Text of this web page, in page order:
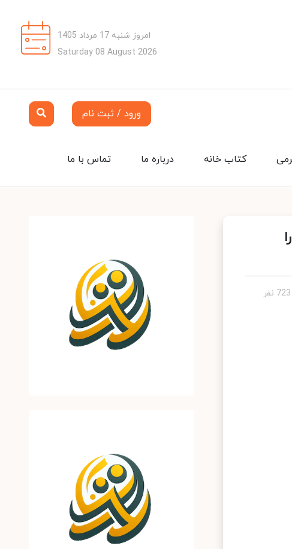
امروز شنبه 17 مرداد 1405
Saturday 08 August 2026
ورود / ثبت نام
تماس با ما درباره ما کتاب خانه